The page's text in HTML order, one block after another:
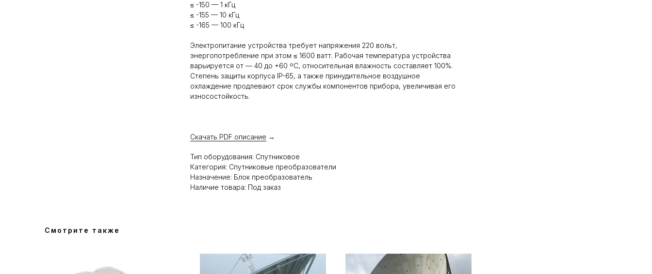
≤ -150 — 1 кГц
≤ -155 — 10 кГц
≤ -165 — 100 кГц
Электропитание устройства требует напряжения 220 вольт,
энергопотребление при этом ≤ 1600 ватт. Рабочая температура устройства
варьируется от — 40 до +60 ºC, относительная влажность составляет 100%.
Степень защиты корпуса IP-65, а также принудительное воздушное
охлаждение продлевают срок службы компонентов прибора, увеличивая его
износостойкость.
Скачать PDF описание →
Тип оборудования: Спутниковое
Категория: Спутниковые преобразователи
Назначение: Блок преобразователь
Наличие товара: Под заказ
Смотрите также